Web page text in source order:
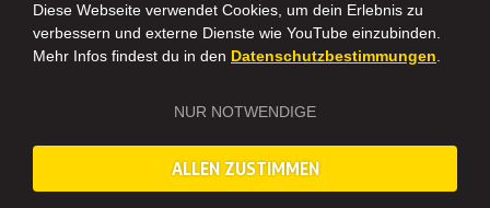
Diese Webseite verwendet Cookies, um dein Erlebnis zu
verbessern und externe Dienste wie YouTube einzubinden.
Mehr Infos findest du in den Datenschutzbestimmungen.
NUR NOTWENDIGE
ALLEN ZUSTIMMEN